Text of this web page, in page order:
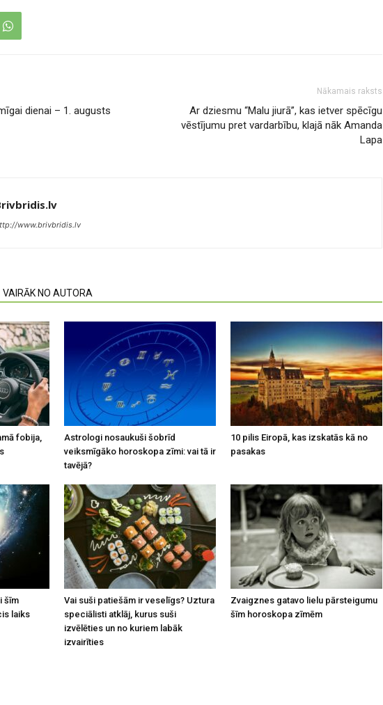
dienai – 1. augusts
Nākamais raksts
Ar dziesmu “Malu jiurā”, kas ietver spēcīgu
vēstījumu pret vardarbību, klajā nāk Amanda
Lapa
www.brivbridis.lv
VAIRĀK NO AUTORA
fobija,
Astrologi nosaukuši šobrīd
veiksmīgāko horoskopa zīmi: vai tā ir
tavējā?
10 pilis Eiropā, kas izskatās kā no
pasakas
šīm
laiks
Vai suši patiešām ir veselīgs? Uztura
speciālisti atklāj, kurus suši
izvēlēties un no kuriem labāk
izvairīties
Zvaigznes gatavo lielu pārsteigumu
šīm horoskopa zīmēm